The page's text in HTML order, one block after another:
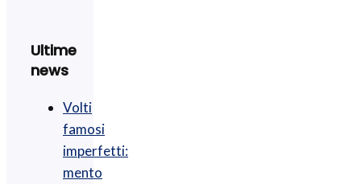
Ultime
news
Volti
famosi
imperfetti:
mento